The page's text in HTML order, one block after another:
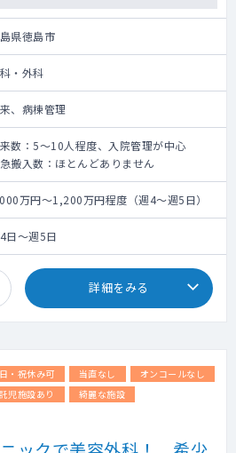
県徳島市
・外科
、病棟管理
数：5～10人程度、入院管理が中心
搬入数：ほとんどありません
万円～1,200万円程度（週4～週5日）
日～週5日
詳細をみる
・祝休み可 当直なし
オンコールなし
託児施設あり
綺麗な施設